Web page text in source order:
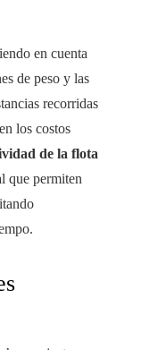
en cuenta
de peso y las
recorridas
los costos
de la flota
que permiten